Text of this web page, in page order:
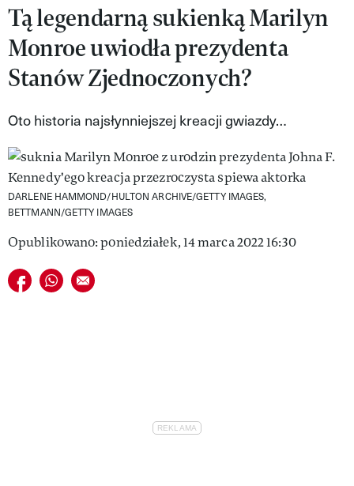
Nasze akcje
VIVA!ART
VIVA!MODA
VIVA!PEOPLE POWER
VIVA!ITAKA
MAGAZYN VIVA!
Tą legendarną sukienką Marilyn
Monroe uwiodła prezydenta
Stanów Zjednoczonych?
Oto historia najsłynniejszej kreacji gwiazdy…
DARLENE HAMMOND/HULTON ARCHIVE/GETTY IMAGES,
BETTMANN/GETTY IMAGES
Opublikowano: poniedziałek, 14 marca 2022 16:30
Udostępnij na facebook
Udostępnij na whatsapp
E-mail do przyjaciela